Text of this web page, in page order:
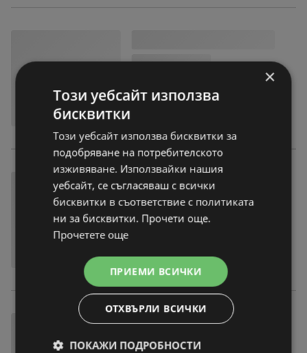
×
Този уебсайт използва
бисквитки
Този уебсайт използва бисквитки за
подобряване на потребителското
изживяване. Използвайки нашия
уебсайт, се съгласяваш с всички
бисквитки в съответствие с политиката
ни за бисквитки. Прочети още.
Прочетете още
ПРИЕМИ ВСИЧКИ
ОТХВЪРЛИ ВСИЧКИ
ПОКАЖИ ПОДРОБНОСТИ